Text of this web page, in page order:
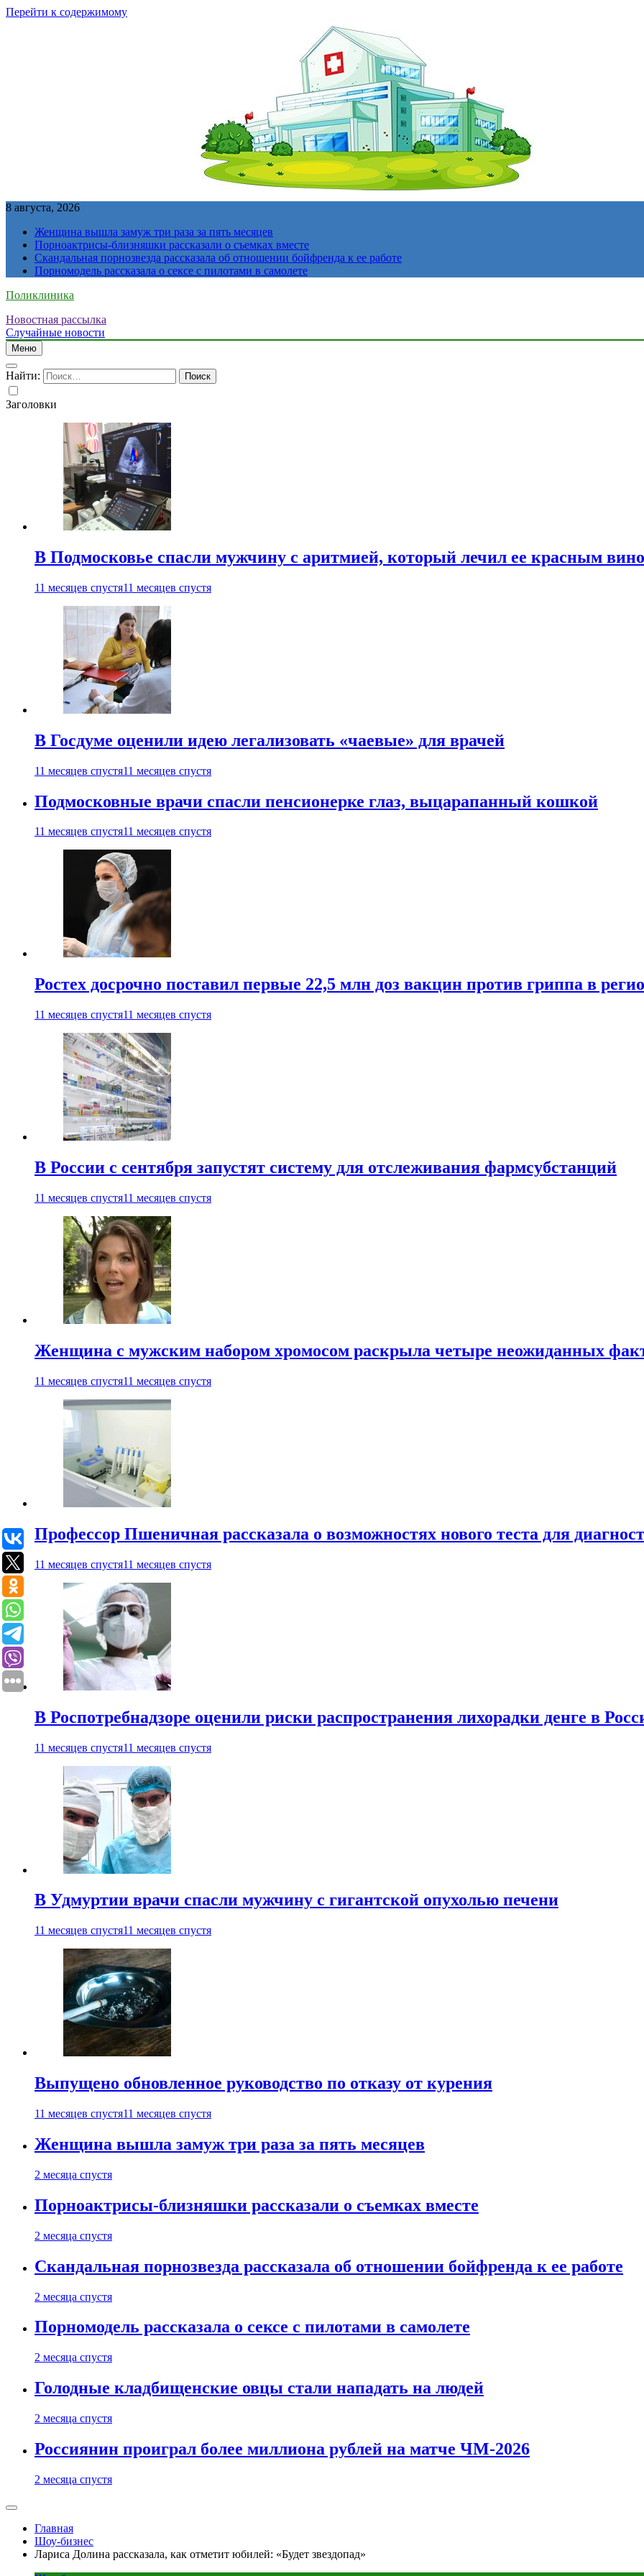
Перейти к содержимому
8 августа, 2026
Женщина вышла замуж три раза за пять месяцев
Порноактрисы-близняшки рассказали о съемках вместе
Скандальная порнозвезда рассказала об отношении бойфренда к ее работе
Порномодель рассказала о сексе с пилотами в самолете
Поликлиника
Новостная рассылка
Случайные новости
Меню
Найти:
Заголовки
В Подмосковье спасли мужчину с аритмией, который лечил ее красным
11 месяцев спустя11 месяцев спустя
В Госдуме оценили идею легализовать «чаевые» для врачей
11 месяцев спустя11 месяцев спустя
Подмосковные врачи спасли пенсионерке глаз, выцарапанный кошкой
11 месяцев спустя11 месяцев спустя
Ростех досрочно поставил первые 22,5 млн доз вакцин против гриппа в
11 месяцев спустя11 месяцев спустя
В России с сентября запустят систему для отслеживания фармсубстанций
11 месяцев спустя11 месяцев спустя
Женщина с мужским набором хромосом раскрыла четыре неожиданных
11 месяцев спустя11 месяцев спустя
Профессор Пшеничная рассказала о возможностях нового теста для
11 месяцев спустя11 месяцев спустя
В Роспотребнадзоре оценили риски распространения лихорадки денге в
11 месяцев спустя11 месяцев спустя
В Удмуртии врачи спасли мужчину с гигантской опухолью печени
11 месяцев спустя11 месяцев спустя
Выпущено обновленное руководство по отказу от курения
11 месяцев спустя11 месяцев спустя
Женщина вышла замуж три раза за пять месяцев
2 месяца спустя
Порноактрисы-близняшки рассказали о съемках вместе
2 месяца спустя
Скандальная порнозвезда рассказала об отношении бойфренда к ее работе
2 месяца спустя
Порномодель рассказала о сексе с пилотами в самолете
2 месяца спустя
Голодные кладбищенские овцы стали нападать на людей
2 месяца спустя
Россиянин проиграл более миллиона рублей на матче ЧМ-2026
2 месяца спустя
Главная
Шоу-бизнес
Лариса Долина рассказала, как отметит юбилей: «Будет звездопад»